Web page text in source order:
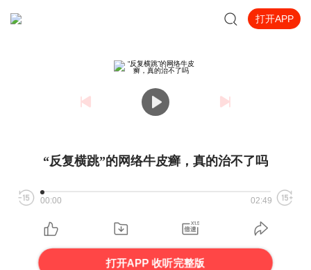
打开APP
“反复横跳”的网络牛皮癣，真的治不了吗
00:00 02:49
打开APP 收听完整版